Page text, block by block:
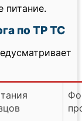
питание.
по ТР ТС